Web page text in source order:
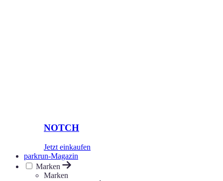
NOTCH
Jetzt einkaufen
parkrun-Magazin
Marken
Marken